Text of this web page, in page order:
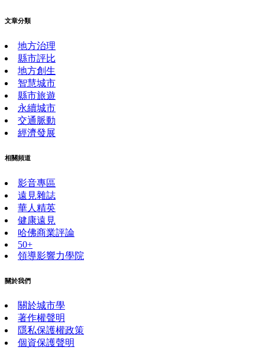
文章分類
地方治理
縣市評比
地方創生
智慧城市
縣市旅遊
永續城市
交通脈動
經濟發展
相關頻道
影音專區
遠見雜誌
華人精英
健康遠見
哈佛商業評論
50+
領導影響力學院
關於我們
關於城市學
著作權聲明
隱私保護權政策
個資保護聲明